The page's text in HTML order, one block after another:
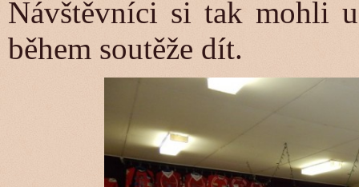
Návštěvníci si tak mohli
během soutěže dít.